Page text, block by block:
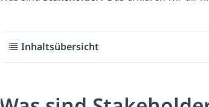
Inhaltsübersicht